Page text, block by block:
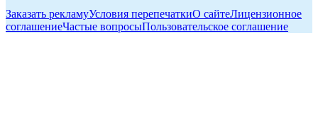
Заказать рекламуУсловия перепечаткиО сайтеЛицензионное
соглашениеЧастые вопросыПользовательское соглашение